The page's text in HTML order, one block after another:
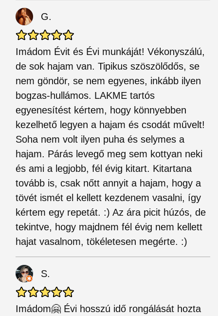
G.
Imádom Évit és Évi munkáját! Vékonyszálú,
de sok hajam van. Tipikus szöszölődős, se
nem göndör, se nem egyenes, inkább ilyen
bogzas-hullámos. LAKME tartós
egyenesítést kértem, hogy könnyebben
kezelhető legyen a hajam és csodát művelt!
Soha nem volt ilyen puha és selymes a
hajam. Párás levegő meg sem kottyan neki
és ami a legjobb, fél évig kitart. Kitartana
tovább is, csak nőtt annyit a hajam, hogy a
tövét ismét el kellett kezdenem vasalni, így
kértem egy repetát. :) Az ára picit húzós, de
tekintve, hogy majdnem fél évig nem kellett
hajat vasalnom, tökéletesen megérte. :)
S.
Imádom🤗 Évi hosszú idő rongálását hozta